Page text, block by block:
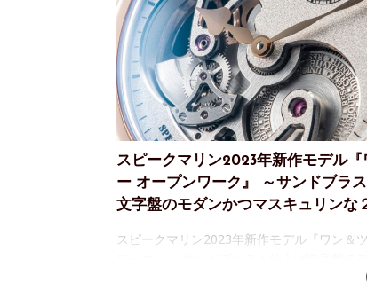
スピークマリン2023年新作モデル『
ー オープンワーク』 ～サンドブラ
文字盤のモダンかつマスキュリンな
スピークマリン2023年新作モデル『ワン＆
スキュリンな２モデル「スピークマリン」